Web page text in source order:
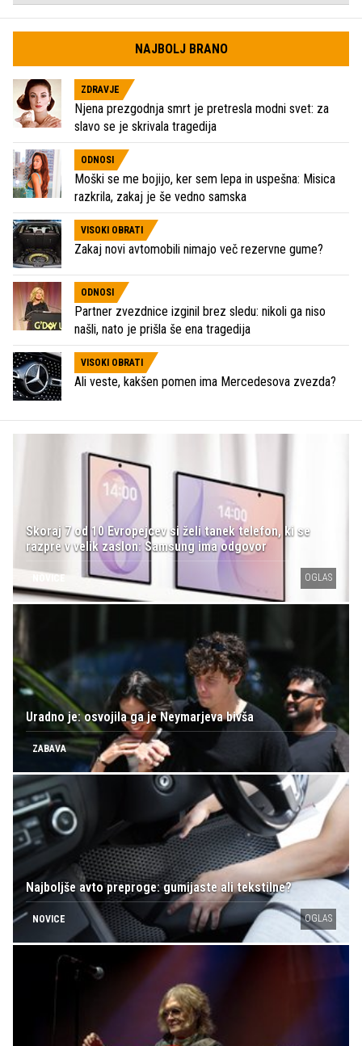
NAJBOLJ BRANO
ZDRAVJE
Njena prezgodnja smrt je pretresla modni svet: za
slavo se je skrivala tragedija
ODNOSI
Moški se me bojijo, ker sem lepa in uspešna: Misica
razkrila, zakaj je še vedno samska
VISOKI OBRATI
Zakaj novi avtomobili nimajo več rezervne gume?
ODNOSI
Partner zvezdnice izginil brez sledu: nikoli ga niso
našli, nato je prišla še ena tragedija
VISOKI OBRATI
Ali veste, kakšen pomen ima Mercedesova zvezda?
Skoraj 7 od 10 Evropejcev si želi tanek telefon, ki se
razpre v velik zaslon: Samsung ima odgovor
NOVICE OGLAS
Uradno je: osvojila ga je Neymarjeva bivša
ZABAVA
Najboljše avto preproge: gumijaste ali tekstilne?
NOVICE OGLAS